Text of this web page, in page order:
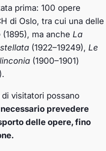
prima: 100 opere
di Oslo, tra cui una delle
(1895), ma anche La
(1922–19249), Le
(1900–1901)
visitatori possano
prevedere
delle opere, fino